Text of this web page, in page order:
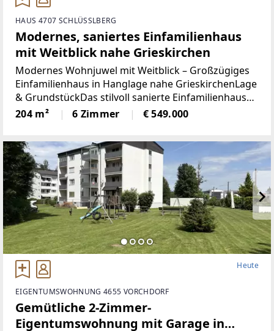
HAUS 4707 SCHLÜSSLBERG
Modernes, saniertes Einfamilienhaus
mit Weitblick nahe Grieskirchen
Modernes Wohnjuwel mit Weitblick – Großzügiges
Einfamilienhaus in Hanglage nahe GrieskirchenLage
& GrundstückDas stilvoll sanierte Einfamilienhaus
präsentiert sich als echtes
204 m² 6 Zimmer € 549.000
Heute
EIGENTUMSWOHNUNG 4655 VORCHDORF
Gemütliche 2-Zimmer-
Eigentumswohnung mit Garage in